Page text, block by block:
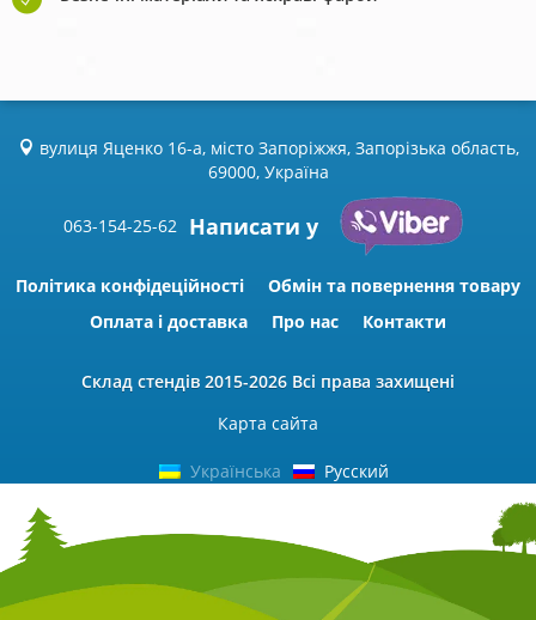
вулиця Яценко 16-а, місто Запоріжжя, Запорізька область,
69000, Україна
063-154-25-62 Написати у
Політика конфідеційності
Обмін та повернення товару
Оплата і доставка
Про нас Контакти
Склад стендів 2015-2026 Всі права захищені
Карта сайта
Українська Русский